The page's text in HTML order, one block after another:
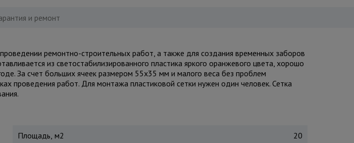
и ремонт
ремонтно-строительных работ, а также для создания временных заборов
из светостабилизированного пластика яркого оранжевого цвета, хорошо
За счет больших ячеек размером 55х35 мм и малого веса без проблем
проведения работ. Для монтажа пластиковой сетки нужен один человек. Сетка
Площадь, м2
20